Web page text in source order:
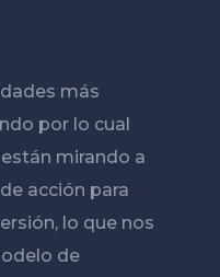
más
por lo cual
mirando a
acción para
lo que nos
de